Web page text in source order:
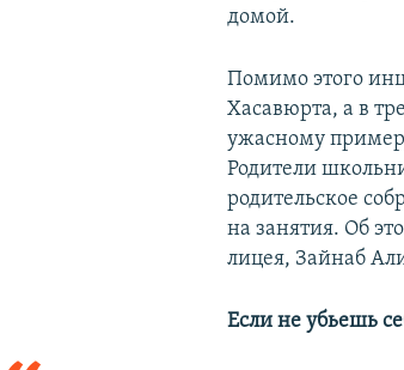
домой.
Помимо этого
Хасавюрта, а в
ужасному
Родители
родительское
на занятия. Об
лицея, Зайнаб
Если не убьешь